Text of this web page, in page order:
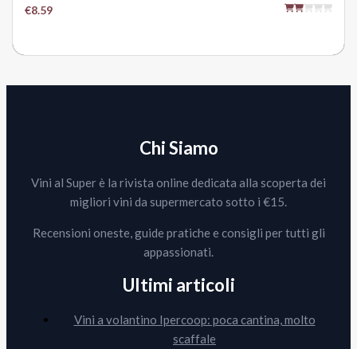
€8.59
Chi Siamo
Vini al Super è la rivista online dedicata alla scoperta dei
migliori vini da supermercato sotto i €15.
Recensioni oneste, guide pratiche e consigli per tutti gli
appassionati.
Ultimi articoli
Vini a volantino Ipercoop: poca cantina, molto
scaffale